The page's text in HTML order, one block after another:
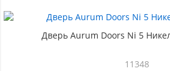
Дверь Aurum Doors Ni 5
11348